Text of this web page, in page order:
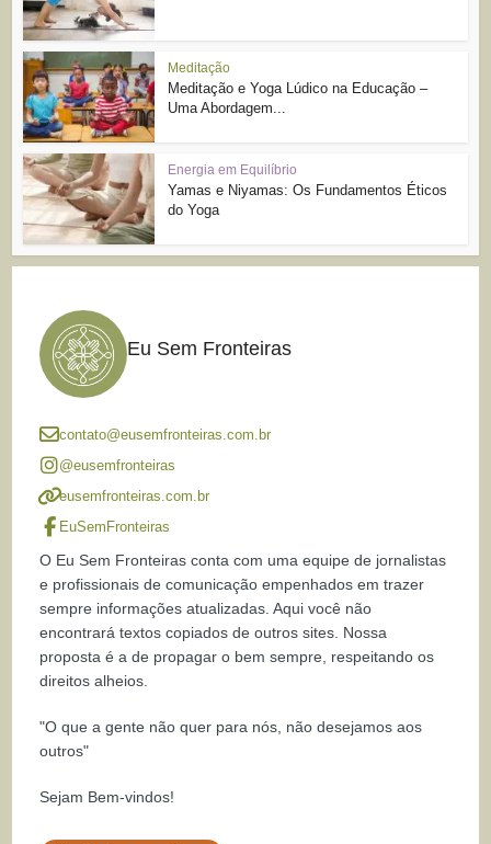
Meditação
Meditação e Yoga Lúdico na Educação –
Uma Abordagem...
Energia em Equilíbrio
Yamas e Niyamas: Os Fundamentos Éticos
do Yoga
Eu Sem Fronteiras
contato@eusemfronteiras.com.br
@eusemfronteiras
eusemfronteiras.com.br
EuSemFronteiras
O Eu Sem Fronteiras conta com uma equipe de jornalistas
e profissionais de comunicação empenhados em trazer
sempre informações atualizadas. Aqui você não
encontrará textos copiados de outros sites. Nossa
proposta é a de propagar o bem sempre, respeitando os
direitos alheios.
"O que a gente não quer para nós, não desejamos aos
outros"
Sejam Bem-vindos!